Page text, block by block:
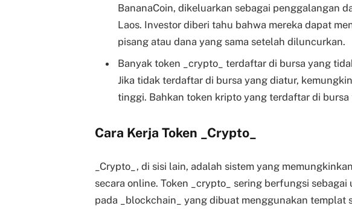
BananaCoin, dikeluarkan sebagai penggalangan
Laos. Investor diberi tahu bahwa mereka dapat
pisang atau dana yang sama setelah diluncurkan.
Banyak token _crypto_ terdaftar di bursa yang
Jika tidak terdaftar di bursa yang diatur,
tinggi. Bahkan token kripto yang terdaftar di
Cara Kerja Token Crypto
_Crypto_, di sisi lain, adalah sistem yang
secara online. Token _crypto_ sering berfungsi
pada _blockchain_ yang dibuat menggunakan templat